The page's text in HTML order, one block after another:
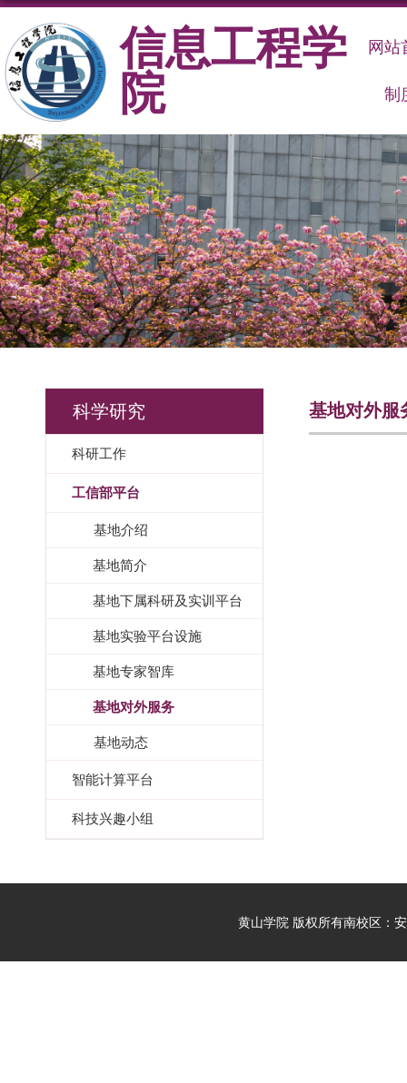
信息工程学
院
网站
制
科学研究
科研工作
工信部平台
基地介绍
基地简介
基地下属科研及实训平台
基地实验平台设施
基地专家智库
基地对外服务
基地动态
智能计算平台
科技兴趣小组
基地对外服
黄山学院 版权所有南校区：